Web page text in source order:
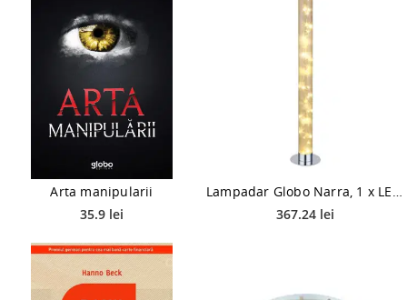
Arta manipularii
35.9 lei
367.24 lei